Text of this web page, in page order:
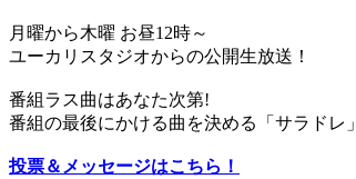
月曜から木曜 お昼12時～
ユーカリスタジオからの公開生放送！
番組ラス曲はあなた次第!
番組の最後にかける曲を決める「サラドレ」
投票＆メッセージはこちら！